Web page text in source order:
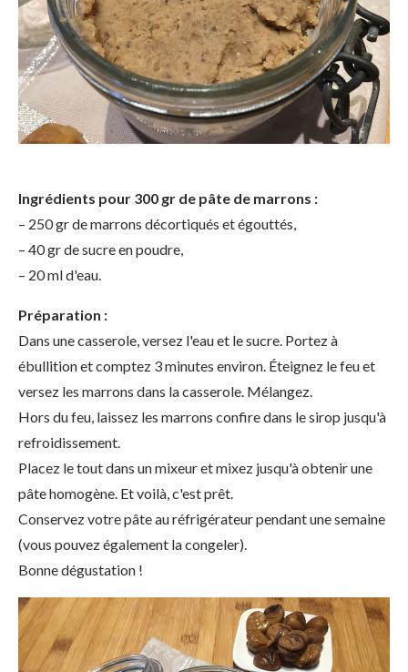
Ingrédients pour 300 gr de pâte de marrons :
– 250 gr de marrons décortiqués et égouttés,
– 40 gr de sucre en poudre,
– 20 ml d'eau.
Préparation :
Dans une casserole, versez l'eau et le sucre. Portez à
ébullition et comptez 3 minutes environ. Éteignez le feu et
versez les marrons dans la casserole. Mélangez.
Hors du feu, laissez les marrons confire dans le sirop jusqu'à
refroidissement.
Placez le tout dans un mixeur et mixez jusqu'à obtenir une
pâte homogène. Et voilà, c'est prêt.
Conservez votre pâte au réfrigérateur pendant une semaine
(vous pouvez également la congeler).
Bonne dégustation !